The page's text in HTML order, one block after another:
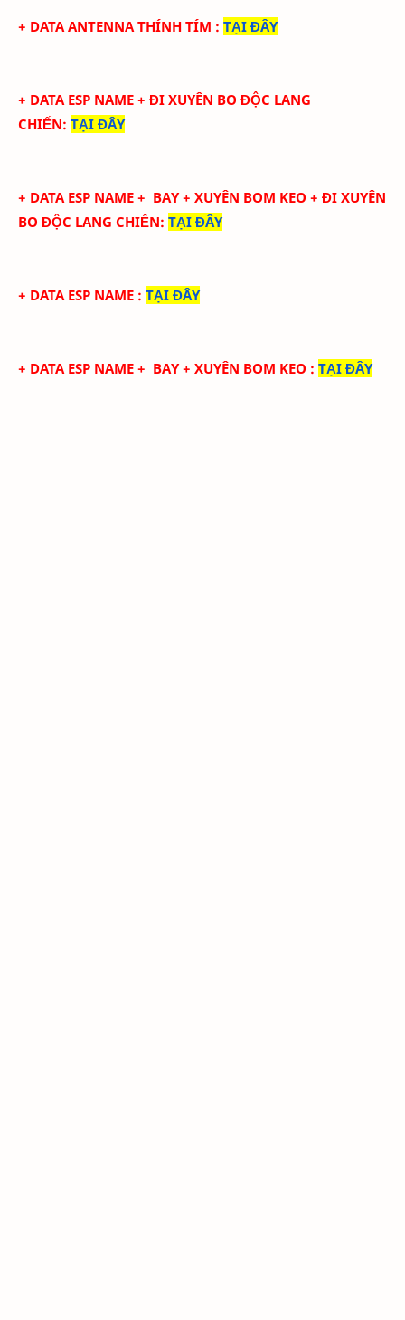
+ DATA ANTENNA THÍNH TÍM : TẠI ĐÂY
+ DATA ESP NAME + ĐI XUYÊN BO ĐỘC LANG
CHIẾN: TẠI ĐÂY
+ DATA ESP NAME + BAY + XUYÊN BOM KEO + ĐI XUYÊN
BO ĐỘC LANG CHIẾN: TẠI ĐÂY
+ DATA ESP NAME : TẠI ĐÂY
+ DATA ESP NAME + BAY + XUYÊN BOM KEO : TẠI ĐÂY